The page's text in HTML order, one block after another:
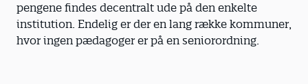
pengene findes decentralt ude på den enkelte
institution. Endelig er der en lang række kommuner,
hvor ingen pædagoger er på en seniorordning.